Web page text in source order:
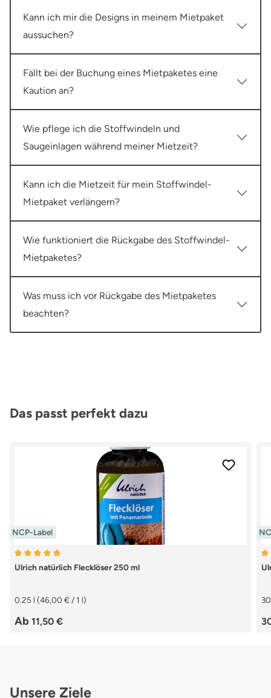
Kann ich mir die Designs in meinem Mietpaket
aussuchen?
Fällt bei der Buchung eines Mietpaketes eine
Kaution an?
Wie pflege ich die Stoffwindeln und
Saugeinlagen während meiner Mietzeit?
Kann ich die Mietzeit für mein Stoffwindel-
Mietpaket verlängern?
Wie funktioniert die Rückgabe des Stoffwindel-
Mietpaketes?
Was muss ich vor Rückgabe des Mietpaketes
beachten?
Produktgalerie überspringen
Das passt perfekt dazu
NCP-Label
Durchschnittliche Bewertung von 5 von 5 Sternen
Ulrich natürlich Flecklöser 250 ml
0.25 l (46,00 € / 1 l)
Regulärer Preis:
Ab 11,50 €
Unsere Ziele